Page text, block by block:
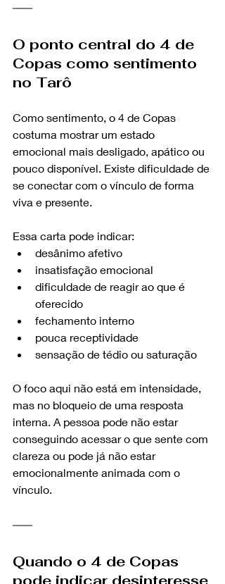
O ponto central do 4 de
Copas como sentimento
no Tarô
Como sentimento, o 4 de Copas
costuma mostrar um estado
emocional mais desligado, apático ou
pouco disponível. Existe dificuldade de
se conectar com o vínculo de forma
viva e presente.
Essa carta pode indicar:
desânimo afetivo
insatisfação emocional
dificuldade de reagir ao que é
oferecido
fechamento interno
pouca receptividade
sensação de tédio ou saturação
O foco aqui não está em intensidade,
mas no bloqueio de uma resposta
interna. A pessoa pode não estar
conseguindo acessar o que sente com
clareza ou pode já não estar
emocionalmente animada com o
vínculo.
Quando o 4 de Copas
pode indicar desinteresse